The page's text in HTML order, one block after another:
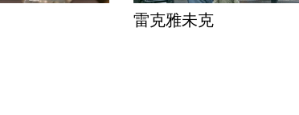
雷克雅未克